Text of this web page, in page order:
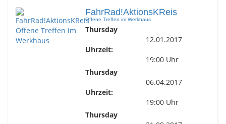
FahrRad!AktionsKReis
Offene Treffen im Werkhaus
Thursday
12.01.2017
Uhrzeit:
19:00 Uhr
Thursday
06.04.2017
Uhrzeit:
19:00 Uhr
Thursday